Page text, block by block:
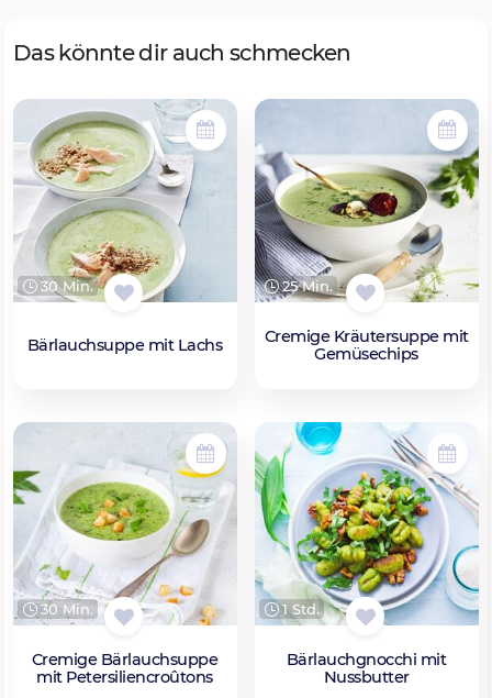
Das könnte dir auch schmecken
30 Min.
Bärlauchsuppe mit Lachs
25 Min.
Cremige Kräutersuppe mit
Gemüsechips
30 Min.
Cremige Bärlauchsuppe
mit Petersiliencroûtons
1 Std.
Bärlauchgnocchi mit
Nussbutter